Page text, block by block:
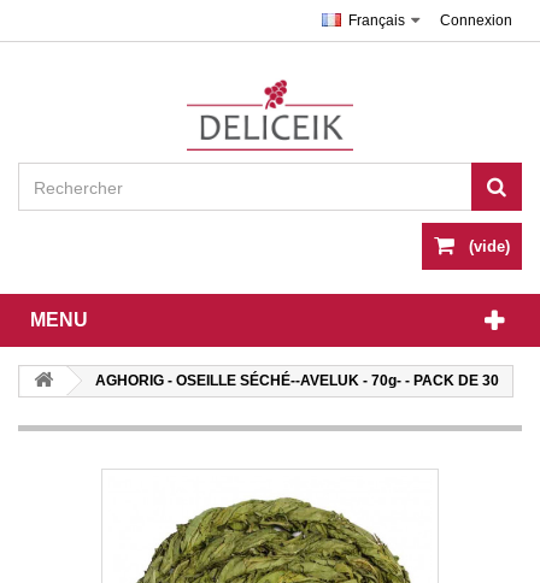
Connexion
Français
(vide)
MENU
AGHORIG - OSEILLE SÉCHÉ--AVELUK - 70g- - PACK DE 30